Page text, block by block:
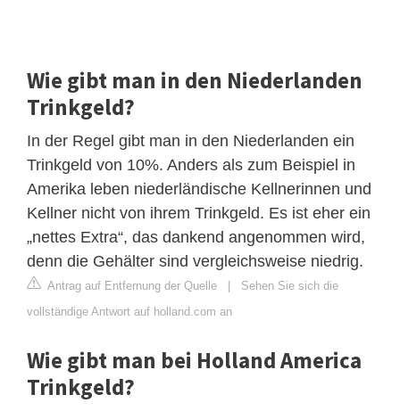
Wie gibt man in den Niederlanden
Trinkgeld?
In der Regel gibt man in den Niederlanden ein
Trinkgeld von 10%. Anders als zum Beispiel in
Amerika leben niederländische Kellnerinnen und
Kellner nicht von ihrem Trinkgeld. Es ist eher ein
„nettes Extra“, das dankend angenommen wird,
denn die Gehälter sind vergleichsweise niedrig.
Antrag auf Entfernung der Quelle
Sehen Sie sich die
vollständige Antwort auf holland.com an
Wie gibt man bei Holland America
Trinkgeld?